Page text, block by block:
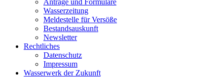
Anträge und Formulare
Wasserzeitung
Meldestelle für Versöße
Bestandsauskunft
Newsletter
Rechtliches
Datenschutz
Impressum
Wasserwerk der Zukunft